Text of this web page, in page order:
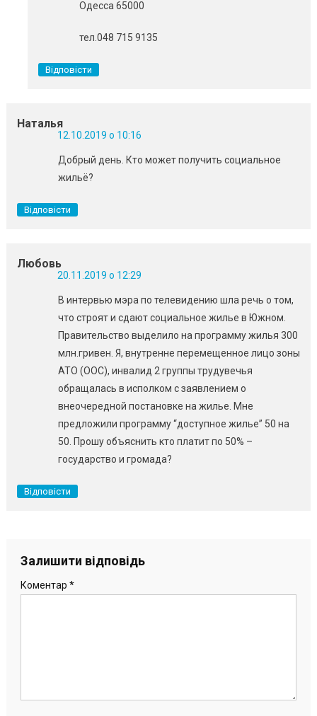
Одесса 65000
тел.048 715 9135
Відповісти
Наталья
12.10.2019 о 10:16
Добрый день. Кто может получить социальное
жильё?
Відповісти
Любовь
20.11.2019 о 12:29
В интервью мэра по телевидению шла речь о том,
что строят и сдают социальное жилье в Южном.
Правительство выделило на программу жилья 300
млн.гривен. Я, внутренне перемещенное лицо зоны
АТО (ООС), инвалид 2 группы трудувечья
обращалась в исполком с заявлением о
внеочередной постановке на жилье. Мне
предложили программу “доступное жилье” 50 на
50. Прошу объяснить кто платит по 50% –
государство и громада?
Відповісти
Залишити відповідь
Коментар *